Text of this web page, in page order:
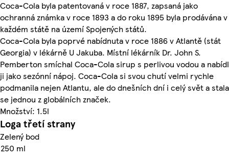
Coca-Cola byla patentovaná v roce 1887, zapsaná jako
ochranná známka v roce 1893 a do roku 1895 byla prodávána v
každém státě na území Spojených států.
Coca-Cola byla poprvé nabídnuta v roce 1886 v Atlantě (stát
Georgia) v lékárně U Jakuba. Místní lékárník Dr. John S.
Pemberton smíchal Coca-Cola sirup s perlivou vodou a nabídl
ji jako sezónní nápoj. Coca-Cola si svou chutí velmi rychle
podmanila nejen Atlantu, ale do dnešních dní i celý svět a stala
se jednou z globálních značek.
Množství: 1.5l
Loga třetí strany
Zelený bod
250 ml